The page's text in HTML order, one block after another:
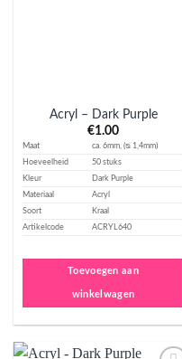
Acryl – Dark Purple
€1.00
Maat
ca. 6mm, (ᴓ 1,4mm)
Hoeveelheid
50 stuks
Kleur
Dark Purple
Materiaal
Acryl
Soort
Kraal
Artikelcode
ACRYL640
Toevoegen aan
winkelwagen